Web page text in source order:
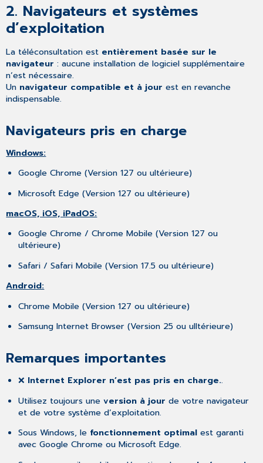
2
participants)
Connexion
internet
recommandée
Systèmes
d'exploitation
recommandés
recommandé
5.
Réseau
et
organisation
2. Navigateurs et systèmes
d’exploitation
La téléconsultation est entièrement basée sur le
navigateur : aucune installation de logiciel supplémentaire
n’est nécessaire.
Un navigateur compatible et à jourest en revanche
indispensable.
Navigateurs pris en charge
Windows:
Google Chrome (Version 127 ou ultérieure)
Microsoft Edge (Version 127 ou ultérieure)
macOS, iOS, iPadOS:
Google Chrome / Chrome Mobile (Version 127 ou
ultérieure)
Safari / Safari Mobile (Version 17.5 ou ultérieure)
Android:
Chrome Mobile (Version 127 ou ultérieure)
Samsung Internet Browser (Version 25 ou ulltérieure)
Remarques importantes
❌ Internet Explorer n’est pas pris en charge..
Utilisez toujours une version à jour de votre navigateur
et de votre système d’exploitation.
Sous Windows, le fonctionnement optimalest garanti
avec Google Chrome ou Microsoft Edge.